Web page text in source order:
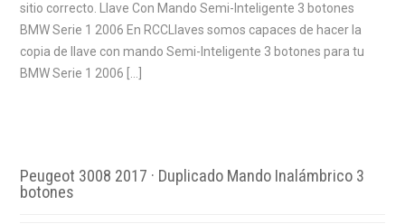
sitio correcto. Llave Con Mando Semi-Inteligente 3 botones
BMW Serie 1 2006 En RCCLlaves somos capaces de hacer la
copia de llave con mando Semi-Inteligente 3 botones para tu
BMW Serie 1 2006 […]
Peugeot 3008 2017 · Duplicado Mando Inalámbrico 3
botones